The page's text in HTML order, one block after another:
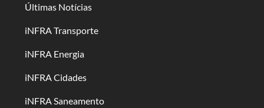
Últimas Notícias
iNFRA Transporte
iNFRA Energia
iNFRA Cidades
iNFRA Saneamento